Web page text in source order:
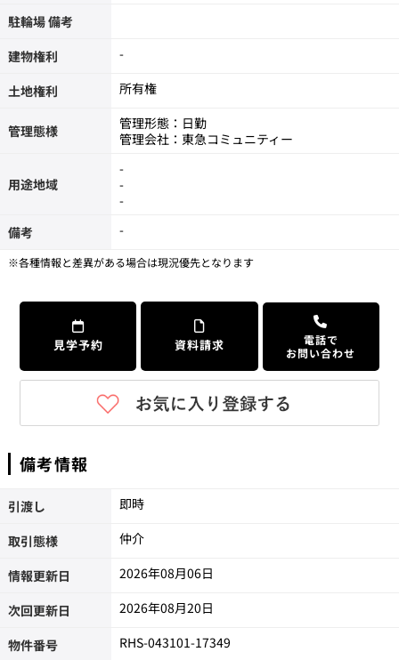
駐輪場 備考
建物権利
-
土地権利 所有権
管理態様
管理形態：日勤
管理会社：東急コミュニティー
用途地域
-
-
-
備考
-
※各種情報と差異がある場合は現況優先となります
見学予約 資料請求
電話で
お問い合わせ
備考情報
引渡し 即時
取引態様 仲介
情報更新日 2026年08月06日
次回更新日 2026年08月20日
物件番号
RHS-043101-17349